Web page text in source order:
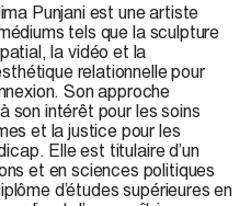
Punjaniest une artiste
tels que la sculpture
la vidéo et la
relationnelle pour
Son approche
son intérêt pour les soins
et la justice pour les
Elle est titulaire d’un
et en sciences politiques
d’études supérieures en